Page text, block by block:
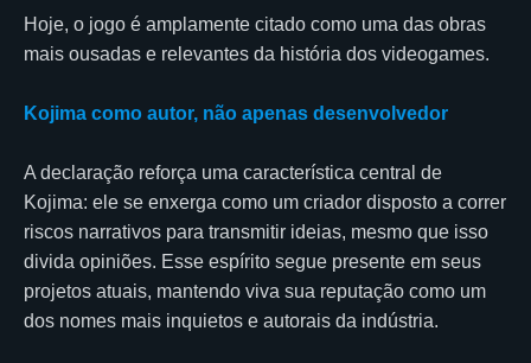
Hoje, o jogo é amplamente citado como uma das obras
mais ousadas e relevantes da história dos videogames.
Kojima como autor, não apenas desenvolvedor
A declaração reforça uma característica central de
Kojima: ele se enxerga como um criador disposto a correr
riscos narrativos para transmitir ideias, mesmo que isso
divida opiniões. Esse espírito segue presente em seus
projetos atuais, mantendo viva sua reputação como um
dos nomes mais inquietos e autorais da indústria.